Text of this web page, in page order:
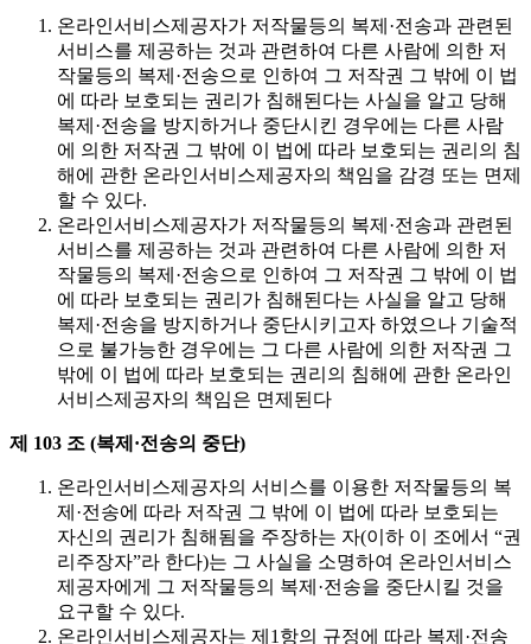
온라인서비스제공자가 저작물등의 복제·전송과 관련된
서비스를 제공하는 것과 관련하여 다른 사람에 의한 저
작물등의 복제·전송으로 인하여 그 저작권 그 밖에 이 법
에 따라 보호되는 권리가 침해된다는 사실을 알고 당해
복제·전송을 방지하거나 중단시킨 경우에는 다른 사람
에 의한 저작권 그 밖에 이 법에 따라 보호되는 권리의 침
해에 관한 온라인서비스제공자의 책임을 감경 또는 면제
할 수 있다.
온라인서비스제공자가 저작물등의 복제·전송과 관련된
서비스를 제공하는 것과 관련하여 다른 사람에 의한 저
작물등의 복제·전송으로 인하여 그 저작권 그 밖에 이 법
에 따라 보호되는 권리가 침해된다는 사실을 알고 당해
복제·전송을 방지하거나 중단시키고자 하였으나 기술적
으로 불가능한 경우에는 그 다른 사람에 의한 저작권 그
밖에 이 법에 따라 보호되는 권리의 침해에 관한 온라인
서비스제공자의 책임은 면제된다
제 103 조 (복제·전송의 중단)
온라인서비스제공자의 서비스를 이용한 저작물등의 복
제·전송에 따라 저작권 그 밖에 이 법에 따라 보호되는
자신의 권리가 침해됨을 주장하는 자(이하 이 조에서 “권
리주장자”라 한다)는 그 사실을 소명하여 온라인서비스
제공자에게 그 저작물등의 복제·전송을 중단시킬 것을
요구할 수 있다.
온라인서비스제공자는 제1항의 규정에 따라 복제·전송